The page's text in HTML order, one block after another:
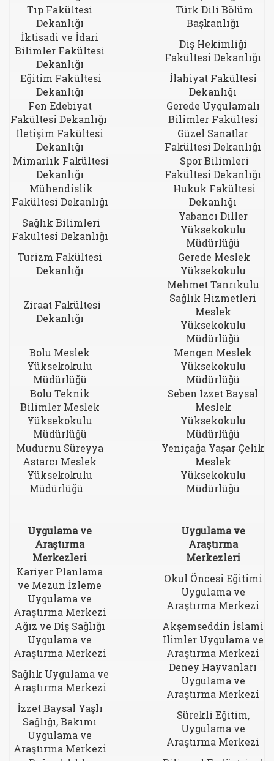
Tıp Fakültesi
Dekanlığı
Türk Dili Bölüm
Başkanlığı
İktisadi ve İdari
Bilimler Fakültesi
Dekanlığı
Diş Hekimliği
Fakültesi Dekanlığı
Eğitim Fakültesi
Dekanlığı
İlahiyat Fakültesi
Dekanlığı
Fen Edebiyat
Fakültesi Dekanlığı
Gerede Uygulamalı
Bilimler Fakültesi
İletişim Fakültesi
Dekanlığı
Güzel Sanatlar
Fakültesi Dekanlığı
Mimarlık Fakültesi
Dekanlığı
Spor Bilimleri
Fakültesi Dekanlığı
Mühendislik
Fakültesi Dekanlığı
Hukuk Fakültesi
Dekanlığı
Sağlık Bilimleri
Fakültesi Dekanlığı
Yabancı Diller
Yüksekokulu
Müdürlüğü
Turizm Fakültesi
Dekanlığı
Gerede Meslek
Yüksekokulu
Ziraat Fakültesi
Dekanlığı
Mehmet Tanrıkulu
Sağlık Hizmetleri
Meslek
Yüksekokulu
Müdürlüğü
Bolu Meslek
Yüksekokulu
Müdürlüğü
Mengen Meslek
Yüksekokulu
Müdürlüğü
Bolu Teknik
Bilimler Meslek
Yüksekokulu
Müdürlüğü
Seben İzzet Baysal
Meslek
Yüksekokulu
Müdürlüğü
Mudurnu Süreyya
Astarcı Meslek
Yüksekokulu
Müdürlüğü
Yeniçağa Yaşar Çelik
Meslek
Yüksekokulu
Müdürlüğü
Uygulama ve
Araştırma
Merkezleri
Uygulama ve
Araştırma
Merkezleri
Kariyer Planlama
ve Mezun İzleme
Uygulama ve
Araştırma Merkezi
Okul Öncesi Eğitimi
Uygulama ve
Araştırma Merkezi
Ağız ve Diş Sağlığı
Uygulama ve
Araştırma Merkezi
Akşemseddin İslami
İlimler Uygulama ve
Araştırma Merkezi
Sağlık Uygulama ve
Araştırma Merkezi
Deney Hayvanları
Uygulama ve
Araştırma Merkezi
İzzet Baysal Yaşlı
Sağlığı, Bakımı
Uygulama ve
Araştırma Merkezi
Sürekli Eğitim,
Uygulama ve
Araştırma Merkezi